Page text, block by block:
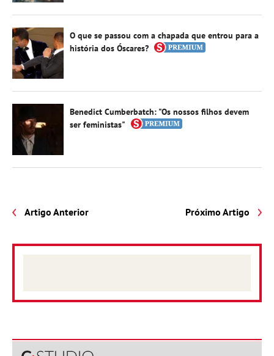
O que se passou com a chapada que entrou para a
história dos Óscares?
Benedict Cumberbatch: "Os nossos filhos devem
ser feministas"
Artigo Anterior Próximo Artigo